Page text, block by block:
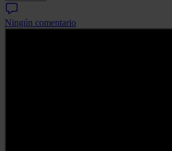
Ningún comentario